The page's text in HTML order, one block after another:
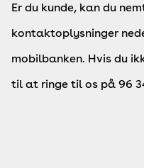
Er du kunde, kan du
kontaktoplysninger
mobilbanken. Hvis du
til at ringe til os på 96